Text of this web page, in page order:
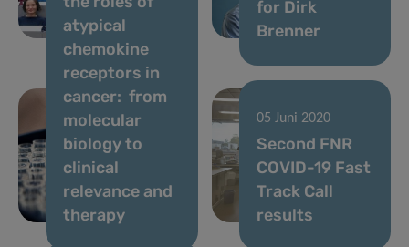
strategies to
fight COVID-19
for Dirk
Brenner
atypical
chemokine
receptors in
cancer: from
molecular
biology to
clinical
relevance and
therapy
05 Juni 2020
Second FNR
COVID-19 Fast
Track Call
results